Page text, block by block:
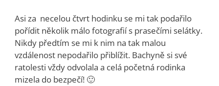
Asi za necelou čtvrt hodinku se mi tak podařilo
pořídit několik málo fotografií s prasečími selátky.
Nikdy předtím se mi k nim na tak malou
vzdálenost nepodařilo přiblížit. Bachyně si své
ratolesti vždy odvolala a celá početná rodinka
mizela do bezpečí! 🙂